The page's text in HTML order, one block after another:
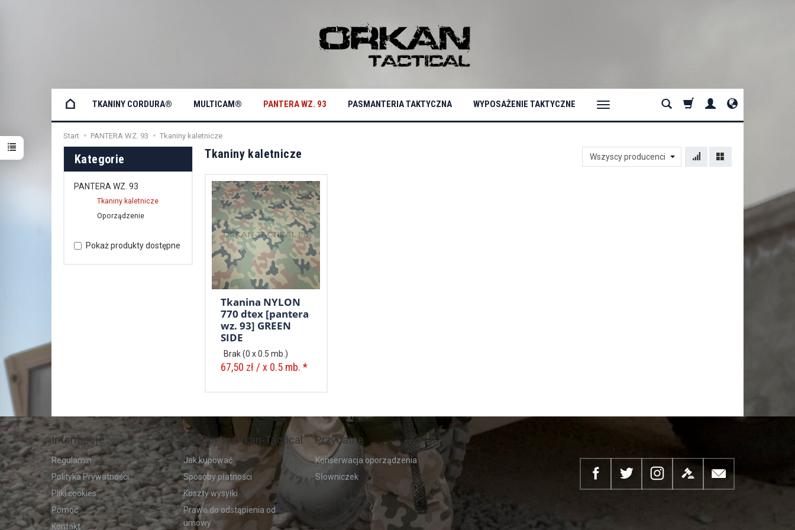
TKANINY CORDURA® MULTICAM® PANTERA WZ. 93 PASMANTERIA TAKTYCZNA WYPOSAŻENIE TAKTYCZNE
Start PANTERA WZ. 93 Tkaniny kaletnicze
Tkaniny kaletnicze
Tkanina NYLON
770 dtex [pantera
wz. 93] GREEN
SIDE
Brak(0 x 0.5 mb.)
67,50 zł / x 0.5 mb. *
Kategorie
PANTERA WZ. 93
Tkaniny kaletnicze
Oporządzenie
Pokaż produkty dostępne
Informacje
Regulamin
Polityka Prywatności
Pliki cookies
Pomoc
Kontakt
Zakupy w Orkan-Tactical
Jak kupować
Sposoby płatności
Koszty wysyłki
Prawo do odstąpienia od
umowy
Przydatne
Konserwacja oporządzenia
Słowniczek